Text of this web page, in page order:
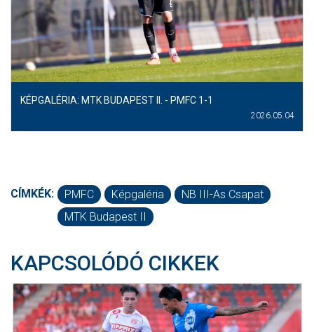
KÉPGALÉRIA: MTK BUDAPEST II. - PMFC 1-1
2026.05.04
CÍMKÉK: PMFC Képgaléria
NB III-As Csapat
MTK Budapest II
KAPCSOLÓDÓ CIKKEK